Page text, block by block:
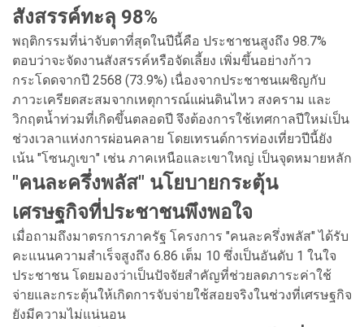
สังสรรค์ทะลุ 98%
พฤติกรรมที่น่าจับตาที่สุดในปีนี้คือ ประชาชนสูงถึง 98.7%
ตอบว่าจะจัดงานสังสรรค์หรือจัดเลี้ยง เพิ่มขึ้นอย่างก้าว
กระโดดจากปี 2568 (73.9%) เนื่องจากประชาชนเผชิญกับ
ภาวะเครียดสะสมจากเหตุการณ์แผ่นดินไหว สงคราม และ
วิกฤตน้ำท่วมที่เกิดขึ้นตลอดปี จึงต้องการใช้เทศกาลปีใหม่เป็น
ช่วงเวลาแห่งการผ่อนคลาย โดยเทรนด์การท่องเที่ยวปีนี้ยัง
เน้น "โซนภูเขา" เช่น ภาคเหนือและเขาใหญ่ เป็นจุดหมายหลัก
"คนละครึ่งพลัส" นโยบายกระตุ้น
เศรษฐกิจที่ประชาชนพึงพอใจ
เมื่อถามถึงมาตรการภาครัฐ โครงการ "คนละครึ่งพลัส" ได้รับ
คะแนนความสำเร็จสูงถึง 6.86 เต็ม 10 ซึ่งเป็นอันดับ 1 ในใจ
ประชาชน โดยมองว่าเป็นปัจจัยสำคัญที่ช่วยลดภาระค่าใช้
จ่ายและกระตุ้นให้เกิดการจับจ่ายใช้สอยจริงในช่วงที่เศรษฐกิจ
ยังมีความไม่แน่นอน